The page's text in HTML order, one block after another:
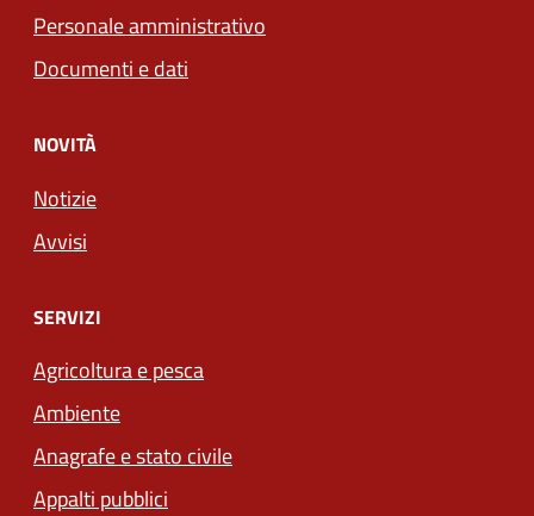
Personale amministrativo
Documenti e dati
NOVITÀ
Notizie
Avvisi
SERVIZI
Agricoltura e pesca
Ambiente
Anagrafe e stato civile
Appalti pubblici